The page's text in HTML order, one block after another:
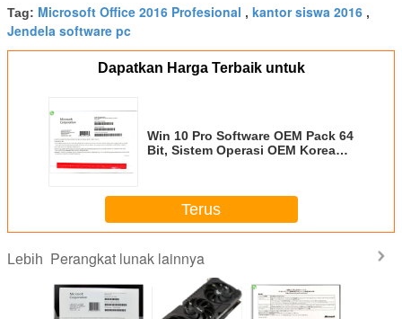
Tag: Microsoft Office 2016 Profesional , kantor siswa 2016 ,
Jendela software pc
Dapatkan Harga Terbaik untuk
Win 10 Pro Software OEM Pack 64
Bit, Sistem Operasi OEM Korea
Terus
Lebih Perangkat lunak lainnya